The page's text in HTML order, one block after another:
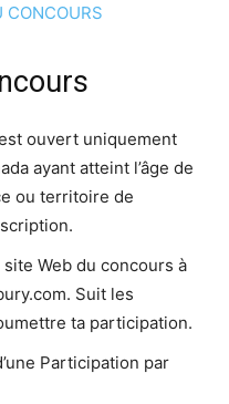
CONCOURS
ouvert uniquement
ayant atteint l’âge de
ou territoire de
Web du concours à
Suit les
ta participation.
Participation par